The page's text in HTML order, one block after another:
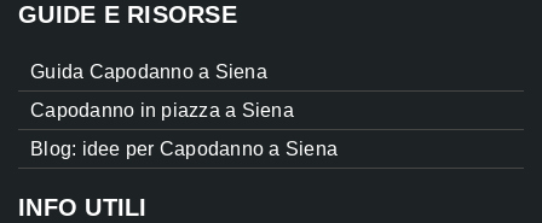
GUIDE E RISORSE
Guida Capodanno a Siena
Capodanno in piazza a Siena
Blog: idee per Capodanno a Siena
INFO UTILI